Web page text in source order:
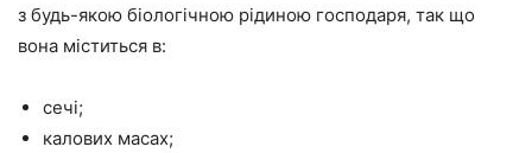
з будь-якою біологічною рідиною господаря, так що
вона міститься в:
сечі;
калових масах;